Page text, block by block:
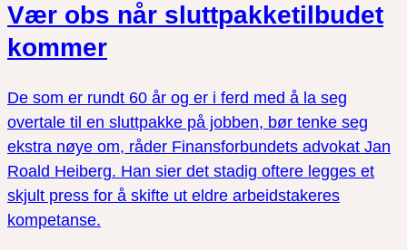
Vær obs når sluttpakketilbudet
kommer
De som er rundt 60 år og er i ferd med å la seg
overtale til en sluttpakke på jobben, bør tenke seg
ekstra nøye om, råder Finansforbundets advokat Jan
Roald Heiberg. Han sier det stadig oftere legges et
skjult press for å skifte ut eldre arbeidstakeres
kompetanse.